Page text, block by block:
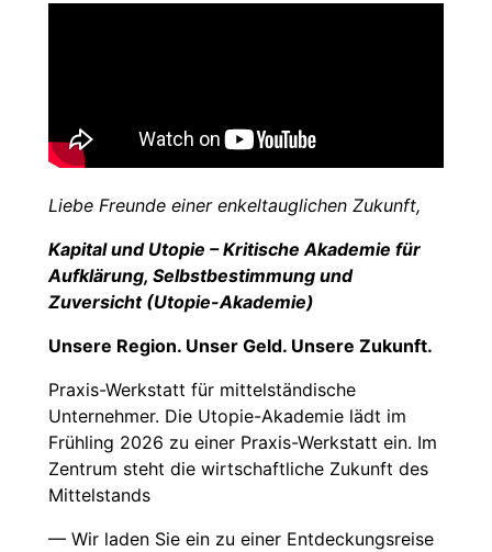
Liebe Freunde einer enkeltauglichen Zukunft,
Kapital und Utopie – Kritische Akademie für
Aufklärung, Selbstbestimmung und
Zuversicht (Utopie-Akademie)
Unsere Region. Unser Geld. Unsere Zukunft.
Praxis-Werkstatt für mittelständische
Unternehmer. Die Utopie-Akademie lädt im
Frühling 2026 zu einer Praxis-Werkstatt ein. Im
Zentrum steht die wirtschaftliche Zukunft des
Mittelstands
— Wir laden Sie ein zu einer Entdeckungsreise